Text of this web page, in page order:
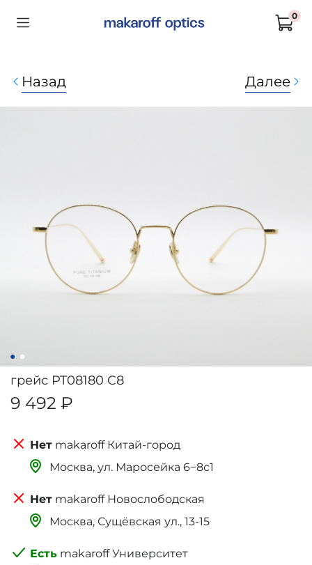
0
Назад Далее
грейс PT08180 C8
9 492 ₽
makaroff Китай-город
Москва, ‌‌‌‌ул. Маросейка 6−8с1
makaroff Новослободская
Москва, Сущёвская ул., 13-15
makaroff Университет